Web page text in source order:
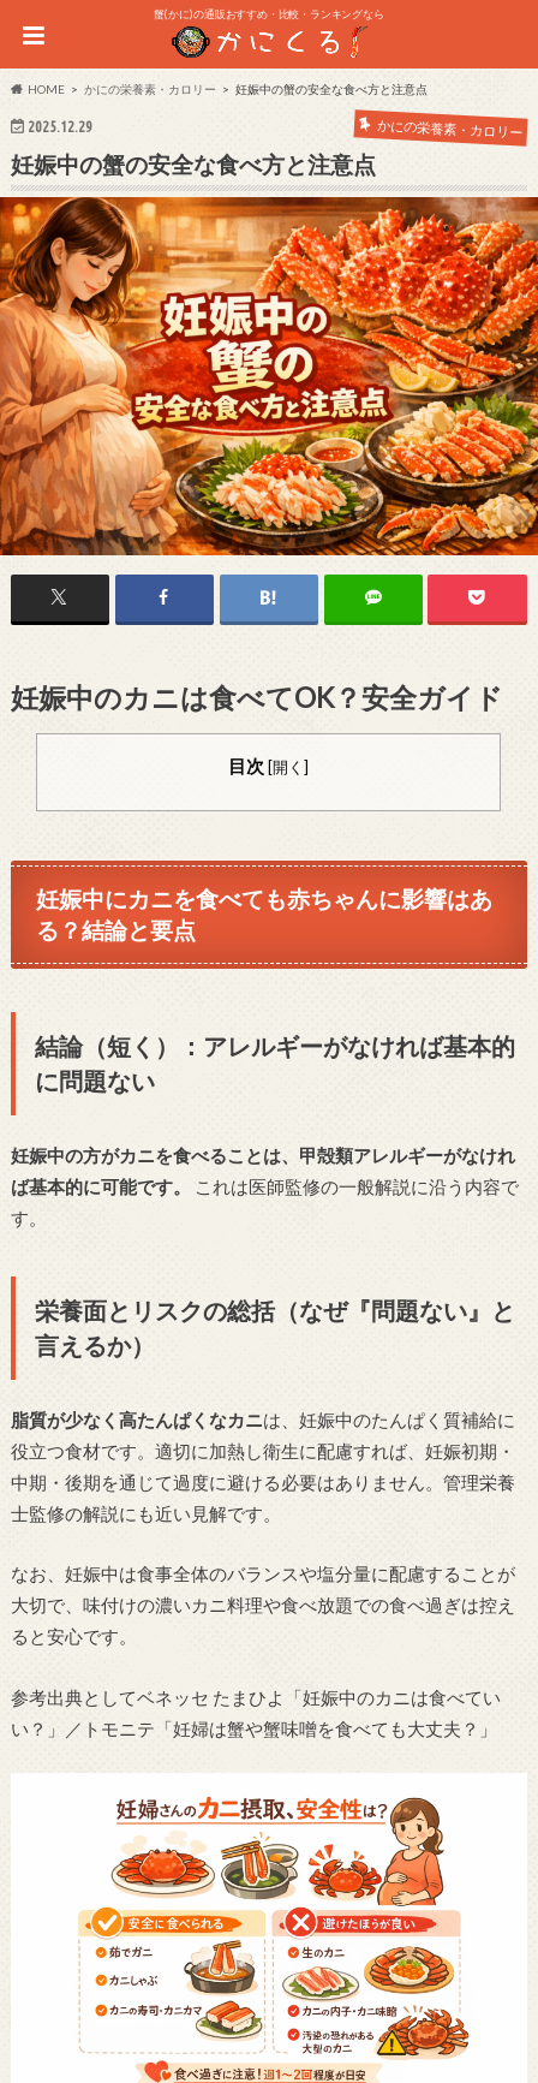
蟹(かに)の通販おすすめ・比較・ランキングなら
HOME かにの栄養素・カロリー 妊娠中の蟹の安全な食べ方と注意点
2025.12.29 かにの栄養素・カロリー
妊娠中の蟹の安全な食べ方と注意点
妊娠中のカニは食べてOK？安全ガイド
目次 [開く]
妊娠中にカニを食べても赤ちゃんに影響はあ
る？結論と要点
結論（短く）：アレルギーがなければ基本的
に問題ない
妊娠中の方がカニを食べることは、甲殻類アレルギーがなけれ
ば基本的に可能です。
これは医師監修の一般解説に沿う内容で
す。
栄養面とリスクの総括（なぜ『問題ない』と
言えるか）
脂質が少なく高たんぱくなカニは、妊娠中のたんぱく質補給に
役立つ食材です。適切に加熱し衛生に配慮すれば、妊娠初期・
中期・後期を通じて過度に避ける必要はありません。管理栄養
士監修の解説にも近い見解です。
なお、妊娠中は食事全体のバランスや塩分量に配慮することが
大切で、味付けの濃いカニ料理や食べ放題での食べ過ぎは控え
ると安心です。
参考出典としてベネッセ たまひよ「妊娠中のカニは食べてい
い？」／トモニテ「妊婦は蟹や蟹味噌を食べても大丈夫？」